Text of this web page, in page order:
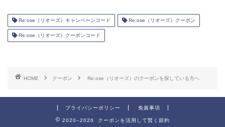
Re:ose（リオーズ）キャンペーンコード Re:ose（リオーズ）クーポン
Re:ose（リオーズ）クーポンコード
HOME クーポン Re:ose（リオーズ）のクーポンを探している方へ
プライバシーポリシー 免責事項
2020–2026 クーポンを活用して賢く節約